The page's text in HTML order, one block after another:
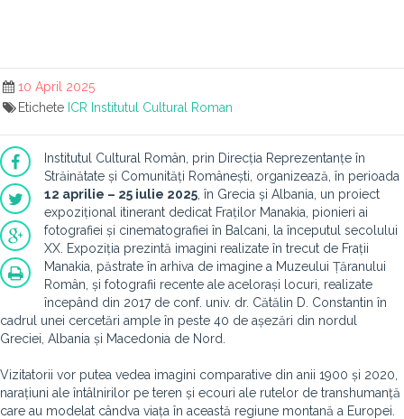
10 April 2025
Etichete ICR Institutul Cultural Roman
Institutul Cultural Român, prin Direcția Reprezentanțe în
Străinătate și Comunități Românești, organizează, în perioada
12 aprilie – 25 iulie 2025 , în Grecia și Albania, un proiect
expozițional itinerant dedicat Fraților Manakia, pionieri ai
fotografiei și cinematografiei în Balcani, la începutul secolului
XX. Expoziția prezintă imagini realizate în trecut de Frații
Manakia, păstrate în arhiva de imagine a Muzeului Țăranului
Român, și fotografii recente ale acelorași locuri, realizate
începând din 2017 de conf. univ. dr. Cătălin D. Constantin în
cadrul unei cercetări ample în peste 40 de așezări din nordul
Greciei, Albania și Macedonia de Nord.
Vizitatorii vor putea vedea imagini comparative din anii 1900 și 2020,
narațiuni ale întâlnirilor pe teren și ecouri ale rutelor de transhumanță
care au modelat cândva viața în această regiune montană a Europei.